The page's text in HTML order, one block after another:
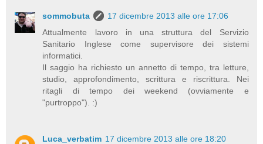
sommobuta
17 dicembre 2013 alle ore 17:06
Attualmente lavoro in una struttura del Servizio
Sanitario Inglese come supervisore dei sistemi
informatici.
Il saggio ha richiesto un annetto di tempo, tra letture,
studio, approfondimento, scrittura e riscrittura. Nei
ritagli di tempo dei weekend (ovviamente e
"purtroppo"). :)
Luca_verbatim 17 dicembre 2013 alle ore 18:20